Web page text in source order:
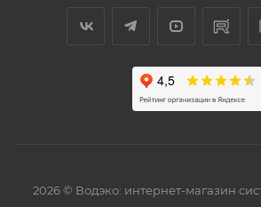
2026 © Водэко: интернет-магазин